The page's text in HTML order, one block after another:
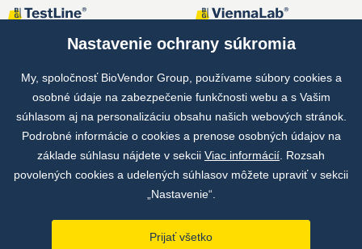
Spoločné projekty
Nastavenie ochrany súkromia
My, spoločnosť BioVendor Group, používame súbory cookies a
osobné údaje na zabezpečenie funkčnosti webu a s Vašim
súhlasom aj na personalizáciu obsahu našich webových stránok.
Podrobné informácie o cookies a prenose osobných údajov na
základe súhlasu nájdete v sekcii Viac informácií . Rozsah
povolených cookies a udelených súhlasov môžete upraviť v sekcii
„Nastavenie“.
Prijať všetko